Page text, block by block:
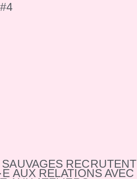
RECRUTENT
AUX RELATIONS AVEC